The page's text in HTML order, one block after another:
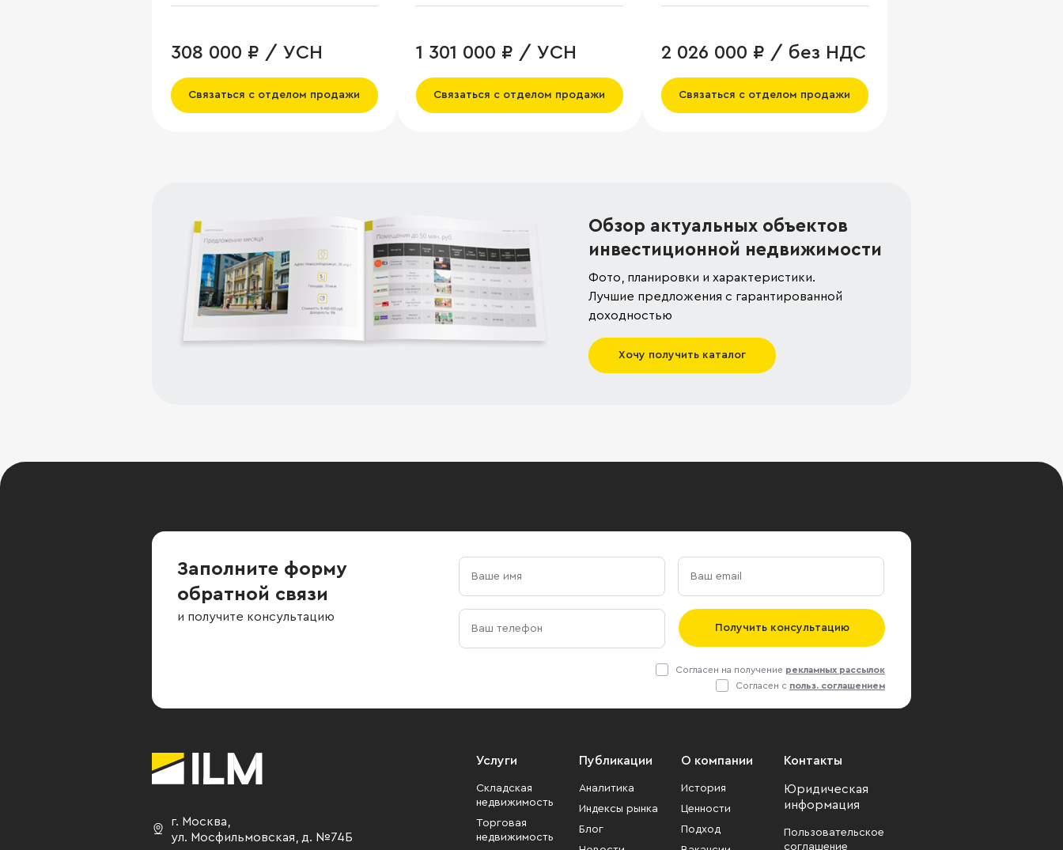
308 000 ₽ / УСН
Связаться с отделом продажи
1 301 000 ₽ / УСН
Связаться с отделом продажи
2 026 000 ₽ / без НДС
Связаться с отделом продажи
Обзор актуальных объектов
инвестиционной недвижимости
Фото, планировки и характеристики.
Лучшие предложения с гарантированной
доходностью
Хочу получить каталог
Заполните форму
обратной связи
и получите консультацию
Получить консультацию
Согласен на получение рекламных рассылок
Согласен с польз. соглашением
г. Москва,
ул. Мосфильмовская, д. №74Б
Услуги
Складская
недвижимость
Торговая
недвижимость
Публикации
Аналитика
Индексы рынка
Блог
О компании
История
Ценности
Подход
Контакты
Юридическая
информация
Пользовательское
соглашение